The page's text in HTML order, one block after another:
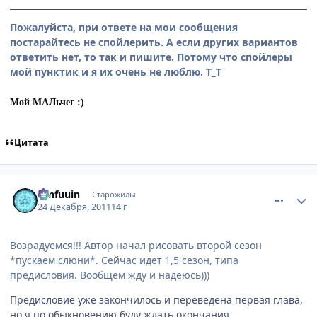
Пожалуйста, при ответе на мои сообщения
постарайтесь не спойлерить. А если других вариантов
ответить нет, то так и пишите. Потому что спойлеры
мой пунктик и я их очень не люблю. Т_Т
Мой МАЛьчег :)
Цитата
Tenfuuin Старожилы
24 Декабря, 201114 г
Возрадуемся!!! Автор начал рисовать второй сезон
*пускаем слюни*. Сейчас идет 1,5 сезон, типа
предисловия. Вообщем жду и надеюсь)))
Предисловие уже закончилось и переведена первая глава,